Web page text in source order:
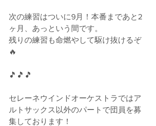
次の練習はついに9月！本番まであと2
ヶ月、あっという間です。
残りの練習も命燃やして駆け抜けるぞ
🔥
🎵🎵🎵
セレーネウインドオーケストラではア
ルトサックス以外のパートで団員を募
集しております！